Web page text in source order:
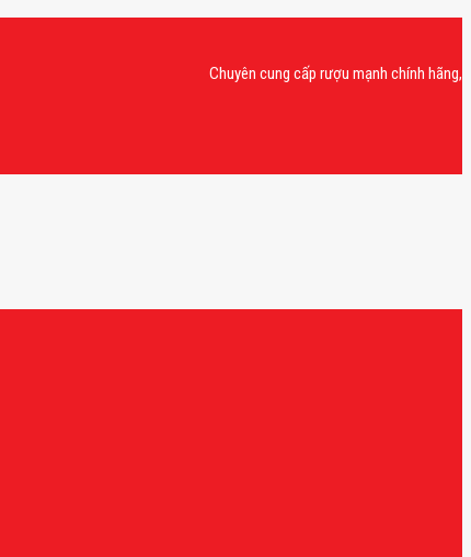
Chuyên cung cấp rượu mạnh chính hãng, rượu